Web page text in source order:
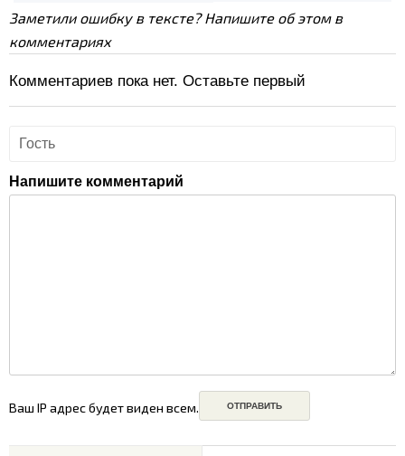
Заметили ошибку в тексте? Напишите об этом в
комментариях
Комментариев пока нет. Оставьте первый
Напишите комментарий
Ваш IP адрес будет виден всем.